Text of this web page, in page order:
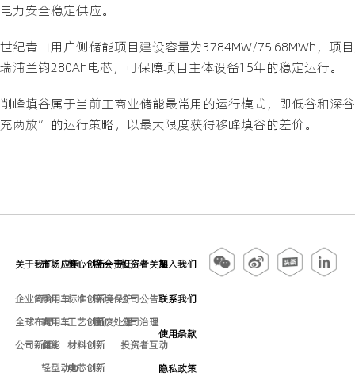
电力安全稳定供应。
世纪青山用户侧储能项目建设容量为37.84MW/75.68MWh，项
瑞浦兰钧280Ah电芯，可保障项目主体设备15年的稳定运行。
削峰填谷属于当前工商业储能最常用的运行模式，即低谷和
充两放”的运行策略，以最大限度获得移峰填谷的差价。
关于我们
企业简介
全球布局
公司新闻
市场应用
乘用车
商用车
储能
轻型动力
核心创新
标准创新
工艺创新
材料创新
电芯创新
社会责任
环境保护
固废处理
投资者关系
公司公告
公司治理
投资者互动
加入我们
联系我们
使用条款
隐私政策